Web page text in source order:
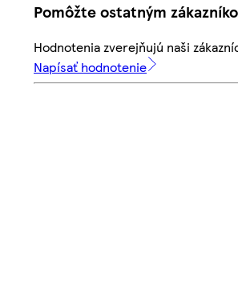
Pomôžte ostatným
Hodnotenia zverejňujú naši
Napísať hodnotenie